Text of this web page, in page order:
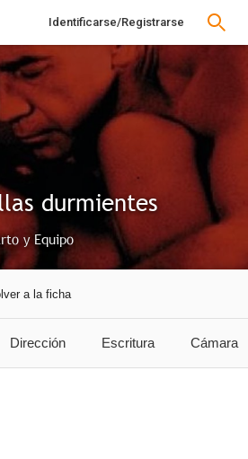
Identificarse/Registrarse
durmientes
y Equipo
a la ficha
Dirección Escritura Cámara